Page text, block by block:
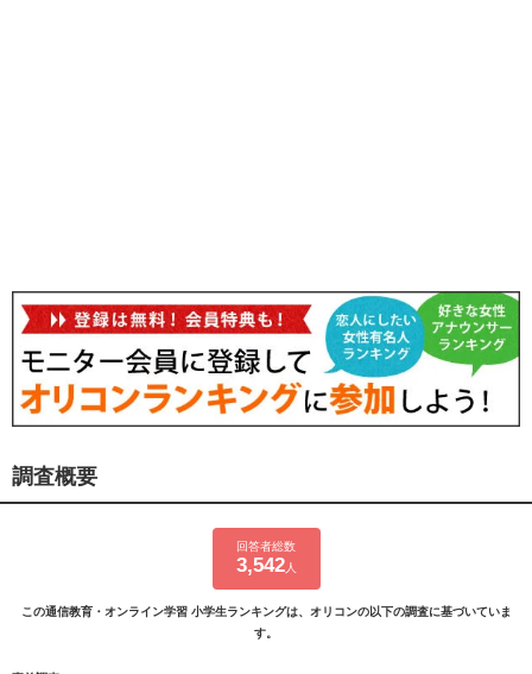
調査概要
回答者総数
3,542人
この通信教育・オンライン学習 小学生ランキングは、オリコンの以下の調査に基づいていま
す。